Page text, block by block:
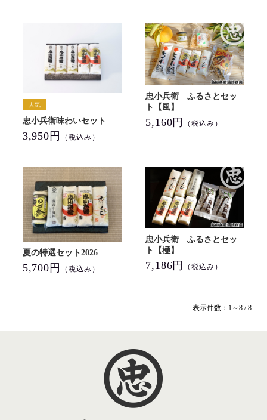
忠小兵衛味わいセット
3,950円 （税込み）
忠小兵衛 ふるさとセッ
ト【風】
5,160円 （税込み）
夏の特選セット2026
5,700円 （税込み）
忠小兵衛 ふるさとセッ
ト【極】
7,186円 （税込み）
表示件数：1～8 / 8